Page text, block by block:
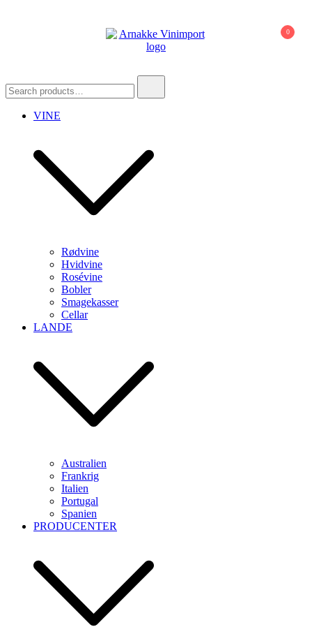
0
VINE
Rødvine
Hvidvine
Rosévine
Bobler
Smagekasser
Cellar
LANDE
Australien
Frankrig
Italien
Portugal
Spanien
PRODUCENTER